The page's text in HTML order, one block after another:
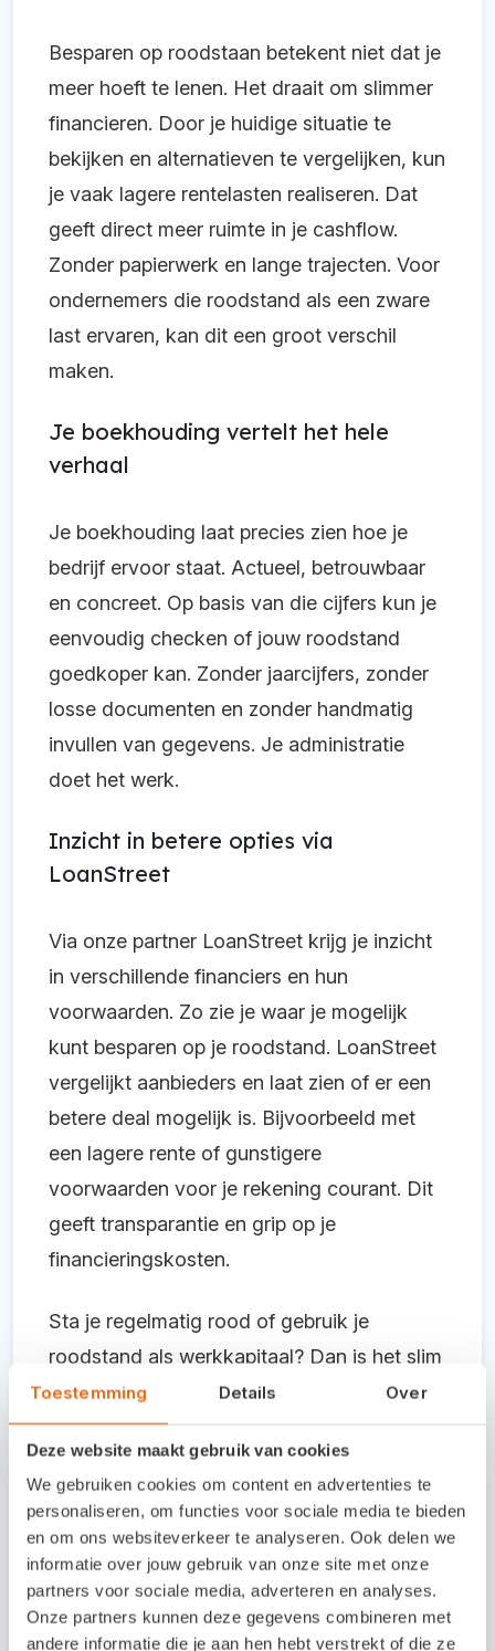
Toestemming Details Over
Deze website maakt gebruik van cookies
We gebruiken cookies om content en advertenties te
personaliseren, om functies voor sociale media te bieden
en om ons websiteverkeer te analyseren. Ook delen we
informatie over jouw gebruik van onze site met onze
partners voor sociale media, adverteren en analyses.
Onze partners kunnen deze gegevens combineren met
andere informatie die je aan hen hebt verstrekt of die ze
Besparen op roodstaan betekent niet dat je
meer hoeft te lenen. Het draait om slimmer
financieren. Door je huidige situatie te
bekijken en alternatieven te vergelijken, kun
je vaak lagere rentelasten realiseren. Dat
geeft direct meer ruimte in je cashflow.
Zonder papierwerk en lange trajecten. Voor
ondernemers die roodstand als een zware
last ervaren, kan dit een groot verschil
maken.
Je boekhouding vertelt het hele
verhaal
Je boekhouding laat precies zien hoe je
bedrijf ervoor staat. Actueel, betrouwbaar
en concreet. Op basis van die cijfers kun je
eenvoudig checken of jouw roodstand
goedkoper kan. Zonder jaarcijfers, zonder
losse documenten en zonder handmatig
invullen van gegevens. Je administratie
doet het werk.
Inzicht in betere opties via
LoanStreet
Via onze partner LoanStreet krijg je inzicht
in verschillende financiers en hun
voorwaarden. Zo zie je waar je mogelijk
kunt besparen op je roodstand. LoanStreet
vergelijkt aanbieders en laat zien of er een
betere deal mogelijk is. Bijvoorbeeld met
een lagere rente of gunstigere
voorwaarden voor je rekening courant. Dit
geeft transparantie en grip op je
financieringskosten.
Sta je regelmatig rood of gebruik je
roodstand als werkkapitaal? Dan is het slim
om te checken of je niet te veel rente
betaalt. Door je Snelstart-administratie te
koppelen aan LoanStreet zie je eenvoudig
of jouw roodstand goedkoper kan. Volledig
vrijblijvend en zonder gedoe.Check direct
of jij kunt besparen op rood staan
Liever persoonlijk advies?